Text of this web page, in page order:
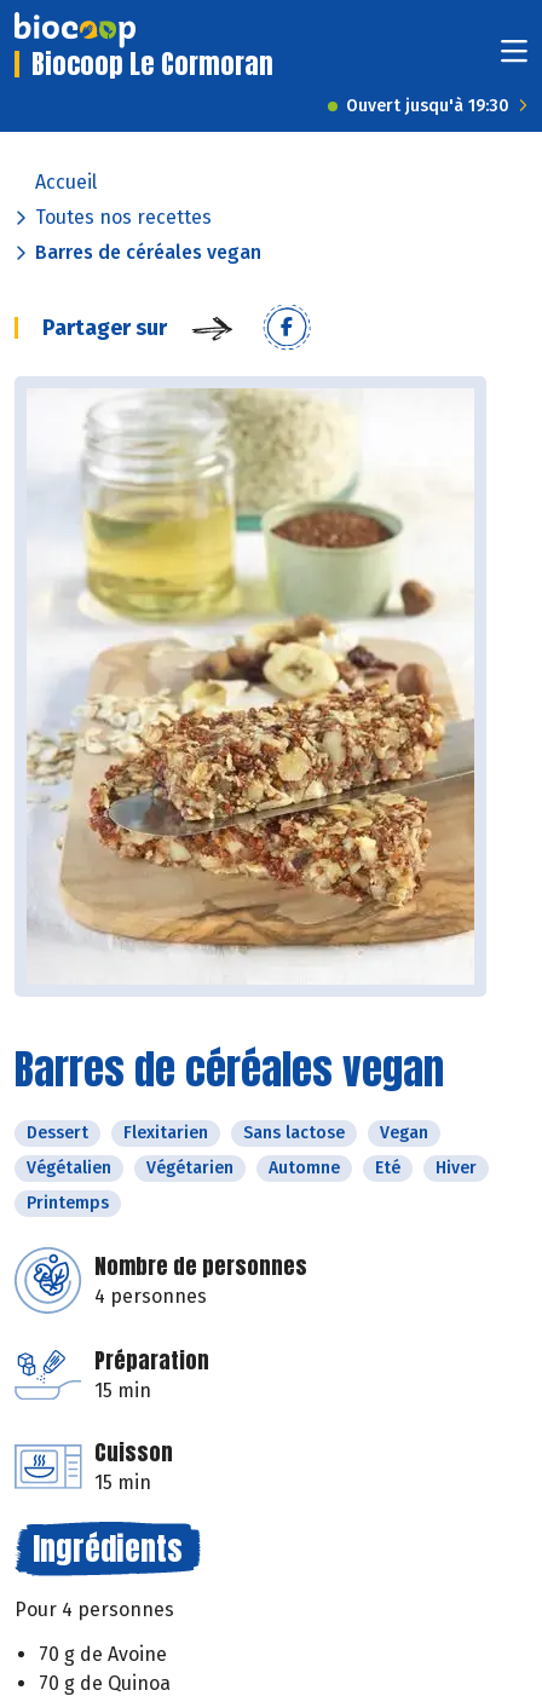
Biocoop Le Cormoran
Ouvert jusqu'à 19:30
Accueil
Toutes nos recettes
Barres de céréales vegan
Partager sur
Barres de céréales vegan
Dessert Flexitarien Sans lactose
Vegan
Végétalien
Végétarien Automne Eté
Hiver
Printemps
Nombre de personnes
4 personnes
Préparation
15 min
Cuisson
15 min
Ingrédients
Pour 4 personnes
70 g de Avoine
70 g de Quinoa